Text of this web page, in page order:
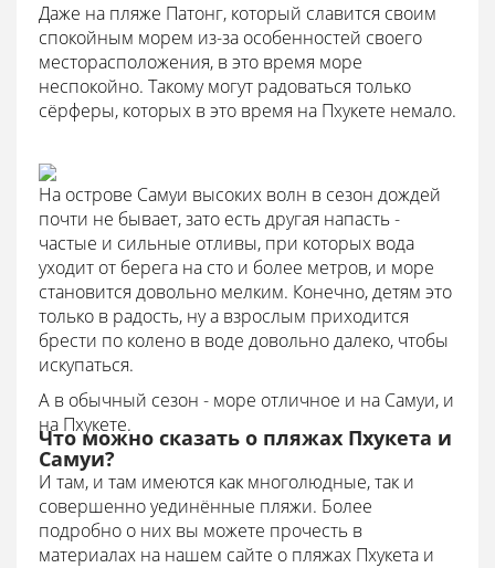
Даже на пляже Патонг, который славится своим
спокойным морем из-за особенностей своего
месторасположения, в это время море
неспокойно. Такому могут радоваться только
сёрферы, которых в это время на Пхукете немало.
На острове Самуи высоких волн в сезон дождей
почти не бывает, зато есть другая напасть -
частые и сильные отливы, при которых вода
уходит от берега на сто и более метров, и море
становится довольно мелким. Конечно, детям это
только в радость, ну а взрослым приходится
брести по колено в воде довольно далеко, чтобы
искупаться.
А в обычный сезон - море отличное и на Самуи, и
на Пхукете.
Что можно сказать о пляжах Пхукета и
Самуи?
И там, и там имеются как многолюдные, так и
совершенно уединённые пляжи. Более
подробно о них вы можете прочесть в
материалах на нашем сайте о пляжах Пхукета и